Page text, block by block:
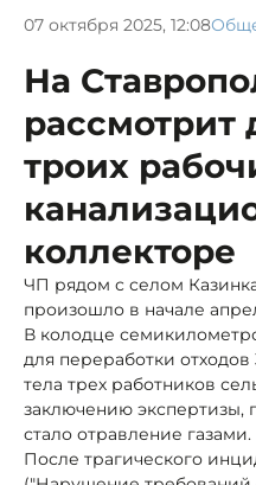
07 октября 2025, 12:08
На
рассмотрит
троих
коллекторе
ЧП рядом с селом
произошло в начале
В колодце
для переработки
тела трех работников
заключению
стало отравление газами.
После трагического